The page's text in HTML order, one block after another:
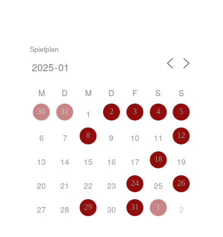
Spielplan
M D M D F S S
30 31 1 2 3 4 5
6 7 8 9 10 11 12
13 14 15 16 17 18 19
20 21 22 23 24 25 26
27 28 29 30 31 1 2